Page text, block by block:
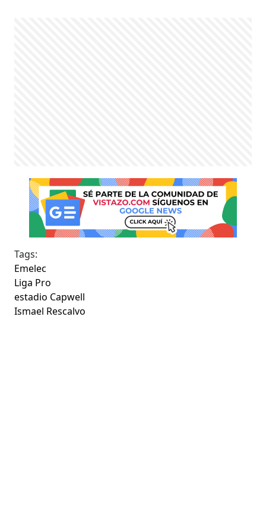
Tags:
Emelec
Liga Pro
estadio Capwell
Ismael Rescalvo